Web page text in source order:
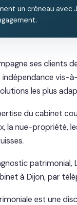
un créneau avec
ses clients
vis-
les plus
du cabinet
la nue-propriété,
à Dijon, par
est une